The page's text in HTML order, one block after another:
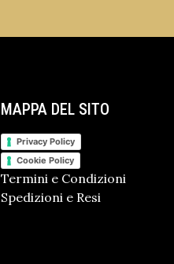
MAPPA DEL SITO
Privacy Policy
Cookie Policy
Termini e Condizioni
Spedizioni e Resi